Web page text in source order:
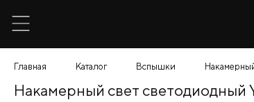
Главная Каталог Вспышки
Накамерный свет